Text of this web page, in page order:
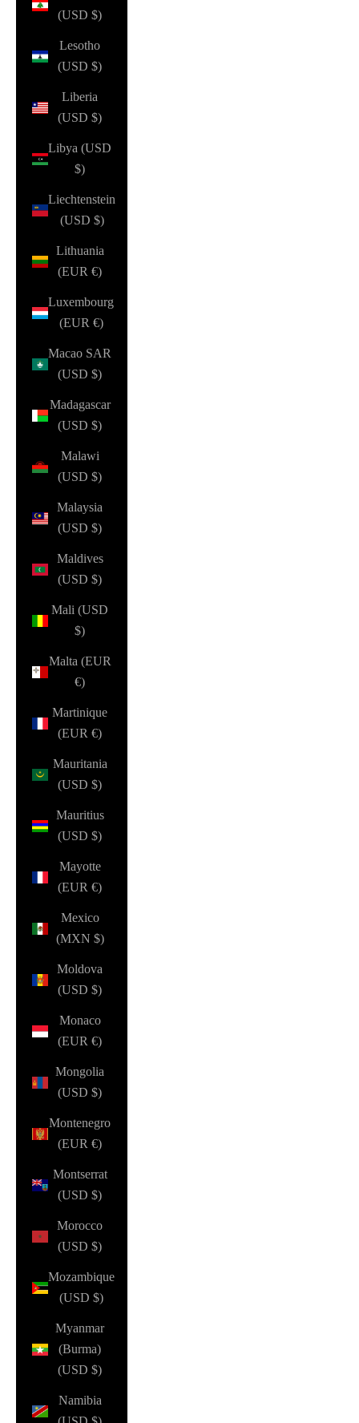
(USD $)
Lesotho
(USD $)
Liberia
(USD $)
Libya (USD
$)
Liechtenstein
(USD $)
Lithuania
(EUR €)
Luxembourg
(EUR €)
Macao SAR
(USD $)
Madagascar
(USD $)
Malawi
(USD $)
Malaysia
(USD $)
Maldives
(USD $)
Mali (USD
$)
Malta (EUR
€)
Martinique
(EUR €)
Mauritania
(USD $)
Mauritius
(USD $)
Mayotte
(EUR €)
Mexico
(MXN $)
Moldova
(USD $)
Monaco
(EUR €)
Mongolia
(USD $)
Montenegro
(EUR €)
Montserrat
(USD $)
Morocco
(USD $)
Mozambique
(USD $)
Myanmar
(Burma)
(USD $)
Namibia